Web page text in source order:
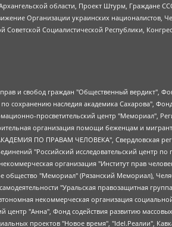
области, Проект Штурм, Граждане
Организации украинских националистов,
Социалистической Республики,
исследований", Гурман Юрий Альбертович, Медиапроект "ОВД-Инфо", Егоров Владимир Владимирович, Жилинский Владимир Александрович, Общество с ограниченной ответственностью "ЗП", Иванова София Юрьевна, Карезина Инна Павловна, Кильтау Екатерина Викторовна, Петров Алексей Викторович, Пискунов Сергей Евгеньевич, Смирнов Сергей Сергеевич, Тихонов Михаил Сергеевич, Общество с ограниченной ответственностью "ЖУРНАЛИСТ-ИНОСТРАННЫЙ АГЕНТ", Арапова Галина Юрьевна, Вольтская Татьяна Анатольевна, Американская компания "Mason G.E.S. Anonymous Foundation" (США), являющаяся владельцем интернет-издания https://mnews.world/, Компания "Stichting Bellingcat", зарегистрированная в Нидерландах (дата регистрации 11.07.2018), Захаров Андрей Вячеславович, Клепиковская Екатерина Дмитриевна, Общество с ограниченной ответственностью "МЕМО", Перл Роман Александрович, Симонов Евгений Алексеевич, Соловьева Елена Анатольевна, Сотников Даниил Владимирович, Сурначева Елизавета Дмитриевна, Автономная некоммерческая организация по защите прав человека и информированию населения "Якутия – Наше Мнение", Общество с ограниченной ответственностью "Москоу диджитал медиа", с 26.01.2023 Общество с ограниченной ответственностью "Чайка Белые сады", Ветошкина Валерия Валерьевна, Заговора Максим Александрович, Межрегиональное общественное движение "Российская ЛГБТ - сеть", Оленичев Максим Владимирович, Павлов Иван Юрьевич, Скворцова Елена Сергеевна, Общество с ограниченной ответственностью "Как бы инагент", Кочетков Игорь Викторович, Общество с ограниченной ответственностью "Честные выборы", Еланчик Олег Александрович, Общество с ограниченной ответственностью "Нобелевский призыв", Гималова Регина Эмилевна, Григорьев Андрей Валерьевич, Григорьева Алина Александровна, Ассоциация по содействию защите прав призывников, альтернативнослужащих и военнослужащих "Правозащитная группа "Гражданин.Армия.Право", Хисамова Регина Фаритовна, Автономная некоммерческая организация по реализации социально-правовых программ "Лилит", Дальневосточное общественное движение "Маяк", Санкт-Петербургская ЛГБТ-